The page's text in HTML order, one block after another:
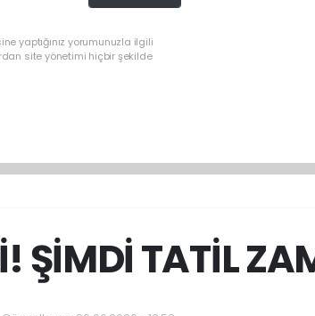
yaptığınız yorumunuzla ilgili
site yönetimi hiçbir şekilde
ŞİMDİ TATİL